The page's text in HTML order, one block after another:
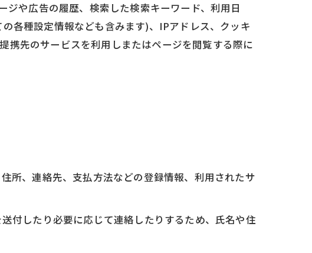
や広告の履歴、検索した検索キーワード、利用日
各種設定情報なども含みます)、IPアドレス、クッキ
携先のサービスを利用しまたはページを閲覧する際に
所、連絡先、支払方法などの登録情報、利用されたサ
付したり必要に応じて連絡したりするため、氏名や住